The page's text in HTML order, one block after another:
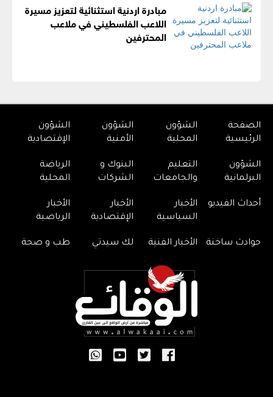
مبادرة اردنية استثنائية لتعزيز مسيرة
اللاعب الفلسطيني في ملاعب
المحترفين
الصفحة
الرئيسية
الشؤون
المحلية
الشؤون
الأمنية
الشؤون
الإقتصادية
الشؤون
البرلمانية
التعليم
والجامعات
البنوك و
الشركات
الرياضة
المحلية
أحداث الفيديو
الأخبار
السياسية
الأخبار
الإقتصادية
الأخبار
الرياضية
حوادث ساخنة الأخبار الفنية لك سيدتي طب و صحة